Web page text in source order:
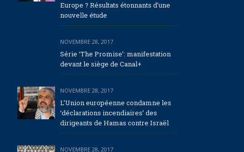
Europe ? Résultats étonnants d’une
nouvelle étude
NOVEMBRE 28, 2017
Série ‘The Promise’: manifestation
devant le siège de Canal+
NOVEMBRE 28, 2017
L’Union européenne condamne les
‘déclarations incendiaires’ des
dirigeants de Hamas contre Israël
NOVEMBRE 28, 2017